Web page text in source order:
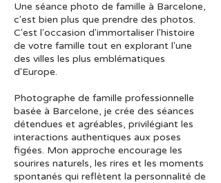
Une séance photo de famille à Barcelone,
c'est bien plus que prendre des photos.
C'est l'occasion d'immortaliser l'histoire
de votre famille tout en explorant l'une
des villes les plus emblématiques
d'Europe.
Photographe de famille professionnelle
basée à Barcelone, je crée des séances
détendues et agréables, privilégiant les
interactions authentiques aux poses
figées. Mon approche encourage les
sourires naturels, les rires et les moments
spontanés qui reflètent la personnalité de